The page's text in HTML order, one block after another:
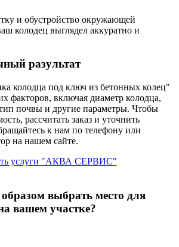
и обустройство окружающей
колодец выглядел аккуратно и
разультат
колодца под ключ из бетонных колец"
факторов, включая диаметр колодца,
почвы и другие параметры. Чтобы
рассчитать заказ и уточнить
к нам по телефону или
на нашем сайте.
услуги "АКВА СЕРВИС"
выбрать место для
вашем участке?